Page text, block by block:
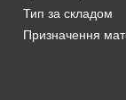
Тип за складом
Призначення